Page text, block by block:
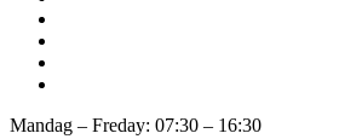
Mandag – Freday: 07:30 – 16:30